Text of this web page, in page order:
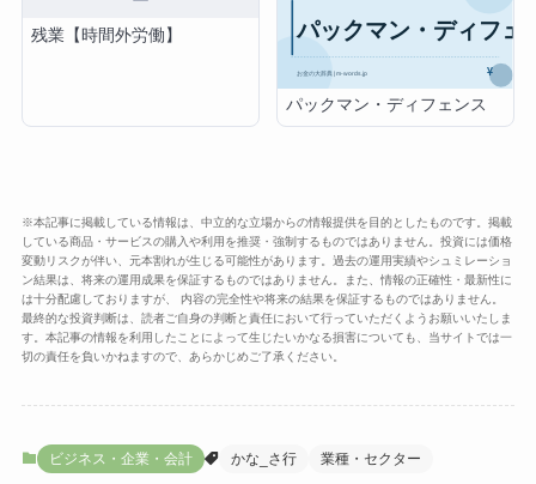
残業【時間外労働】
パックマン・ディフェンス
※本記事に掲載している情報は、中立的な立場からの情報提供を目的としたものです。掲載
している商品・サービスの購入や利用を推奨・強制するものではありません。投資には価格
変動リスクが伴い、元本割れが生じる可能性があります。過去の運用実績やシュミレーショ
ン結果は、将来の運用成果を保証するものではありません。また、情報の正確性・最新性に
は十分配慮しておりますが、 内容の完全性や将来の結果を保証するものではありません。
最終的な投資判断は、読者ご自身の判断と責任において行っていただくようお願いいたしま
す。本記事の情報を利用したことによって生じたいかなる損害についても、当サイトでは一
切の責任を負いかねますので、あらかじめご了承ください。
ビジネス・企業・会計 かな_さ行 業種・セクター